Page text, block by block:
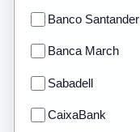
Banco Santander
Banca March
Sabadell
CaixaBank